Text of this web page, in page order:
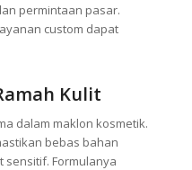
permintaan pasar.
custom dapat
Kulit
dalam maklon kosmetik.
bebas bahan
Formulanya